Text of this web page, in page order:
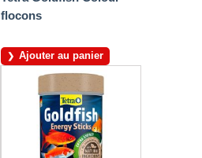
flocons
Ajouter au panier